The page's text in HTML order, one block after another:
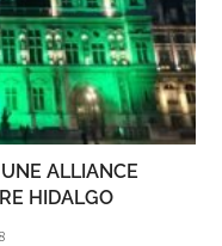
ALLIANCE
HIDALGO